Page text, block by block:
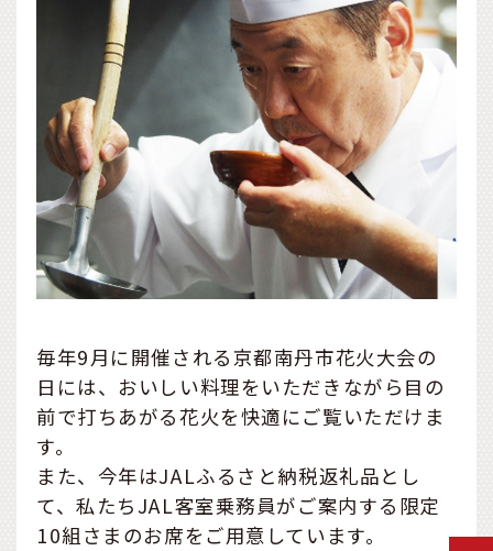
毎年9月に開催される京都南丹市花火大会の
日には、おいしい料理をいただきながら目の
前で打ちあがる花火を快適にご覧いただけま
す。
また、今年はJALふるさと納税返礼品とし
て、私たちJAL客室乗務員がご案内する限定
10組さまのお席をご用意しています。